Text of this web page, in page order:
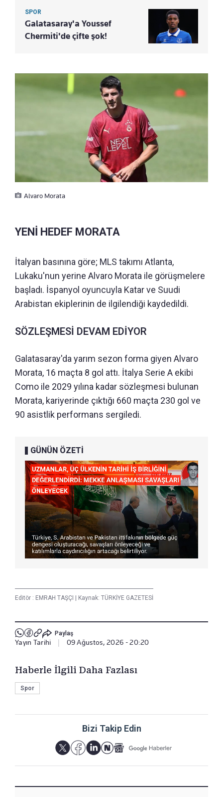
SPOR
Galatasaray'a Youssef
Chermiti'de çifte şok!
Alvaro Morata
YENİ HEDEF MORATA
İtalyan basınına göre; MLS takımı Atlanta,
Lukaku'nun yerine Alvaro Morata ile görüşmelere
başladı. İspanyol oyuncuyla Katar ve Suudi
Arabistan ekiplerinin de ilgilendiği kaydedildi.
SÖZLEŞMESİ DEVAM EDİYOR
Galatasaray'da yarım sezon forma giyen Alvaro
Morata, 16 maçta 8 gol attı. İtalya Serie A ekibi
Como ile 2029 yılına kadar sözleşmesi bulunan
Morata, kariyerinde çıktığı 660 maçta 230 gol ve
90 asistlik performans sergiledi.
GÜNÜN ÖZETİ
Editör : EMRAH TAŞÇI | Kaynak: TÜRKİYE GAZETESİ
Paylaş
Yayın Tarihi | 09 Ağustos, 2026 - 20:20
Haberle İlgili Daha Fazlası
Spor
Bizi Takip Edin